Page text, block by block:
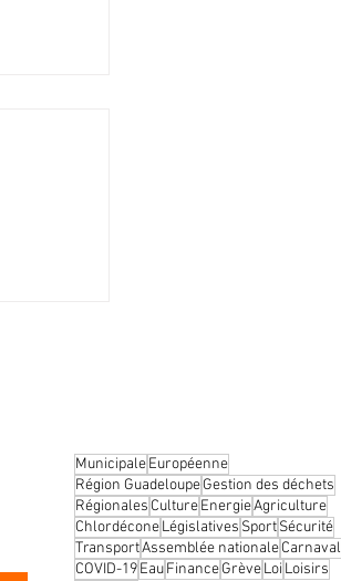
MunicipaleEuropéenne
Région GuadeloupeGestion des déchets
Régionales CultureEnergieAgriculture
ChlordéconeLégislatives SportSécurité
TransportAssemblée nationaleCarnaval
COVID-19EauFinanceGrèveLoi Loisirs